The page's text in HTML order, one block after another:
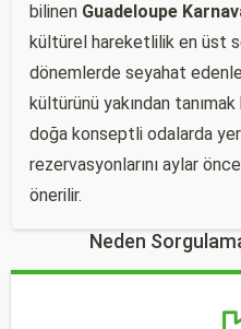
bilinen Guadeloupe
kültürel hareketlilik en üst
dönemlerde seyahat
kültürünü yakından
doğa konseptli odalarda
rezervasyonlarını aylar
önerilir.
Neden